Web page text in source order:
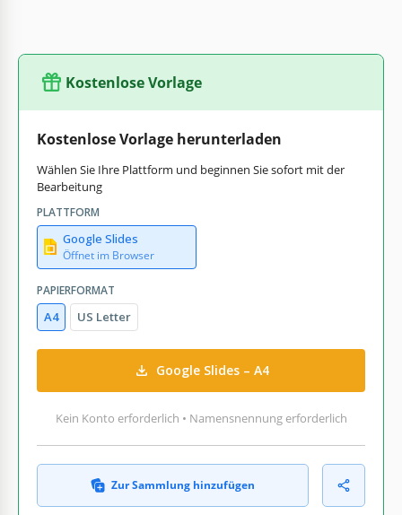
Kostenlose Vorlage
Kostenlose Vorlage herunterladen
Wählen Sie Ihre Plattform und beginnen Sie sofort mit der
Bearbeitung
PLATTFORM
Google Slides
Öffnet im Browser
PAPIERFORMAT
A4 US Letter
Google Slides – A4
Kein Konto erforderlich • Namensnennung erforderlich
Zur Sammlung hinzufügen